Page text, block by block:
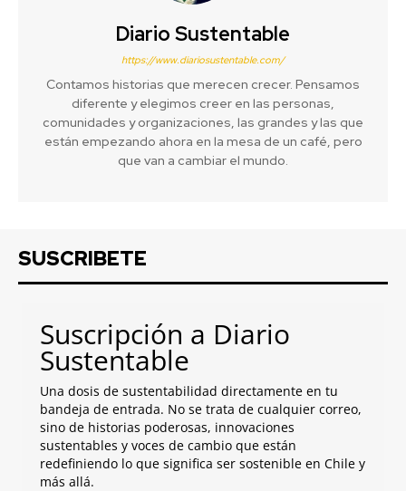
Diario Sustentable
https://www.diariosustentable.com/
Contamos historias que merecen crecer. Pensamos
diferente y elegimos creer en las personas,
comunidades y organizaciones, las grandes y las que
están empezando ahora en la mesa de un café, pero
que van a cambiar el mundo.
SUSCRIBETE
Suscripción a Diario
Sustentable
Una dosis de sustentabilidad directamente en tu
bandeja de entrada. No se trata de cualquier correo,
sino de historias poderosas, innovaciones
sustentables y voces de cambio que están
redefiniendo lo que significa ser sostenible en Chile y
más allá.